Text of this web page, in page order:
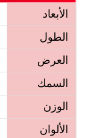
الأبعاد
الطول
العرض
السمك
الوزن
الألوان